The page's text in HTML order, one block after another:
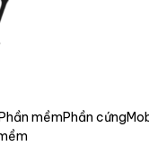
mềmPhần cứng